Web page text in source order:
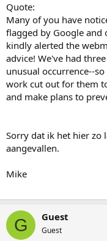
Quote:
Many of you have
flagged by Google and
kindly alerted the
advice! We've had
unusual occurrence--
work cut out for them
and make plans to
Sorry dat ik het hier zo
aangevallen.
Mike
G Guest
Guest